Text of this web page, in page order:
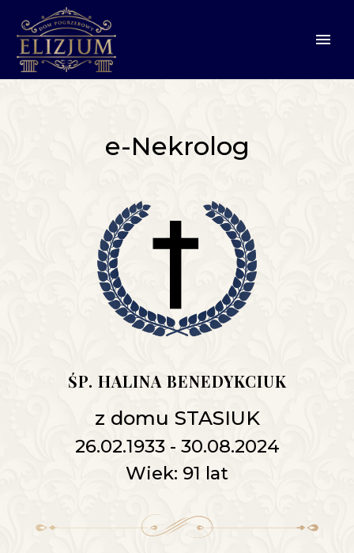
e-Nekrolog
ŚP. HALINA BENEDYKCIUK
z domu STASIUK
26.02.1933 - 30.08.2024
Wiek: 91 lat